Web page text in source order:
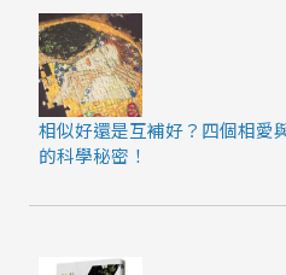
相似好還是互補好？四個相愛
的科學秘密！